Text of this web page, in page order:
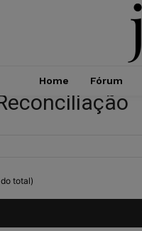
Home Fórum
total)